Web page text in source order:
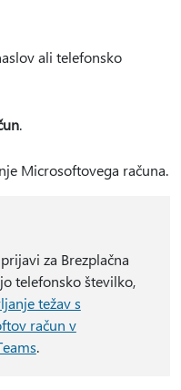
ali telefonsko
.
Microsoftovega računa.
za Brezplačna
telefonsko številko,
težav s
račun v
.